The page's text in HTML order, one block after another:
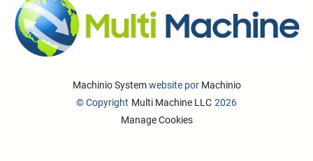
Machinio Systemwebsite por Machinio
© Copyright Multi Machine LLC 2026
Manage Cookies